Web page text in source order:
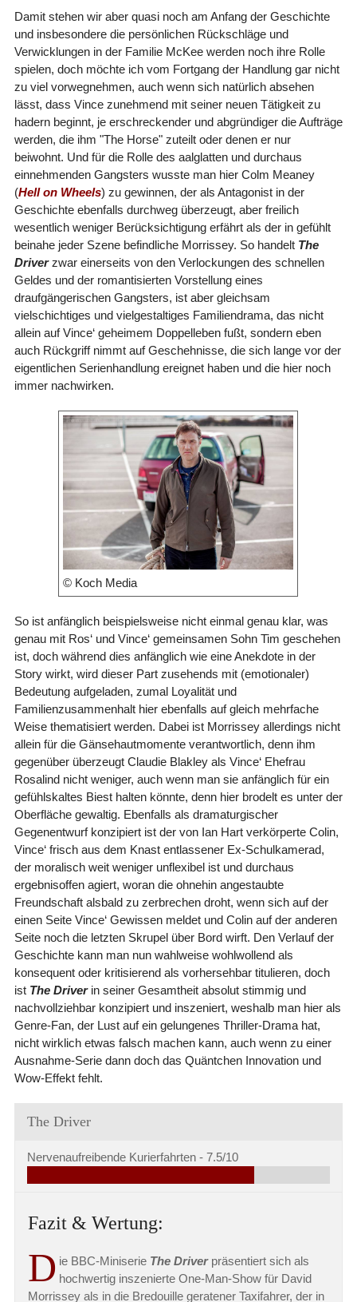
Damit stehen wir aber quasi noch am Anfang der Geschichte
und insbesondere die persönlichen Rückschläge und
Verwicklungen in der Familie McKee werden noch ihre Rolle
spielen, doch möchte ich vom Fortgang der Handlung gar nicht
zu viel vorwegnehmen, auch wenn sich natürlich absehen
lässt, dass Vince zunehmend mit seiner neuen Tätigkeit zu
hadern beginnt, je erschreckender und abgründiger die Aufträge
werden, die ihm "The Horse" zuteilt oder denen er nur
beiwohnt. Und für die Rolle des aalglatten und durchaus
einnehmenden Gangsters wusste man hier Colm Meaney
(Hell on Wheels) zu gewinnen, der als Antagonist in der
Geschichte ebenfalls durchweg überzeugt, aber freilich
wesentlich weniger Berücksichtigung erfährt als der in gefühlt
beinahe jeder Szene befindliche Morrissey. So handelt The
Driverzwar einerseits von den Verlockungen des schnellen
Geldes und der romantisierten Vorstellung eines
draufgängerischen Gangsters, ist aber gleichsam
vielschichtiges und vielgestaltiges Familiendrama, das nicht
allein auf Vince‘ geheimem Doppelleben fußt, sondern eben
auch Rückgriff nimmt auf Geschehnisse, die sich lange vor der
eigentlichen Serienhandlung ereignet haben und die hier noch
immer nachwirken.
© Koch Media
So ist anfänglich beispielsweise nicht einmal genau klar, was
genau mit Ros‘ und Vince‘ gemeinsamen Sohn Tim geschehen
ist, doch während dies anfänglich wie eine Anekdote in der
Story wirkt, wird dieser Part zusehends mit (emotionaler)
Bedeutung aufgeladen, zumal Loyalität und
Familienzusammenhalt hier ebenfalls auf gleich mehrfache
Weise thematisiert werden. Dabei ist Morrissey allerdings nicht
allein für die Gänsehautmomente verantwortlich, denn ihm
gegenüber überzeugt Claudie Blakley als Vince‘ Ehefrau
Rosalind nicht weniger, auch wenn man sie anfänglich für ein
gefühlskaltes Biest halten könnte, denn hier brodelt es unter der
Oberfläche gewaltig. Ebenfalls als dramaturgischer
Gegenentwurf konzipiert ist der von Ian Hart verkörperte Colin,
Vince‘ frisch aus dem Knast entlassener Ex-Schulkamerad,
der moralisch weit weniger unflexibel ist und durchaus
ergebnisoffen agiert, woran die ohnehin angestaubte
Freundschaft alsbald zu zerbrechen droht, wenn sich auf der
einen Seite Vince‘ Gewissen meldet und Colin auf der anderen
Seite noch die letzten Skrupel über Bord wirft. Den Verlauf der
Geschichte kann man nun wahlweise wohlwollend als
konsequent oder kritisierend als vorhersehbar titulieren, doch
ist The Driverin seiner Gesamtheit absolut stimmig und
nachvollziehbar konzipiert und inszeniert, weshalb man hier als
Genre-Fan, der Lust auf ein gelungenes Thriller-Drama hat,
nicht wirklich etwas falsch machen kann, auch wenn zu einer
Ausnahme-Serie dann doch das Quäntchen Innovation und
Wow-Effekt fehlt.
The Driver
Nervenaufreibende Kurierfahrten - 7.5/10
Fazit & Wertung:
D ie BBC-Miniserie The Driverpräsentiert sich als
hochwertig inszenierte One-Man-Show für David
Morrissey als in die Bredouille geratener Taxifahrer, der in